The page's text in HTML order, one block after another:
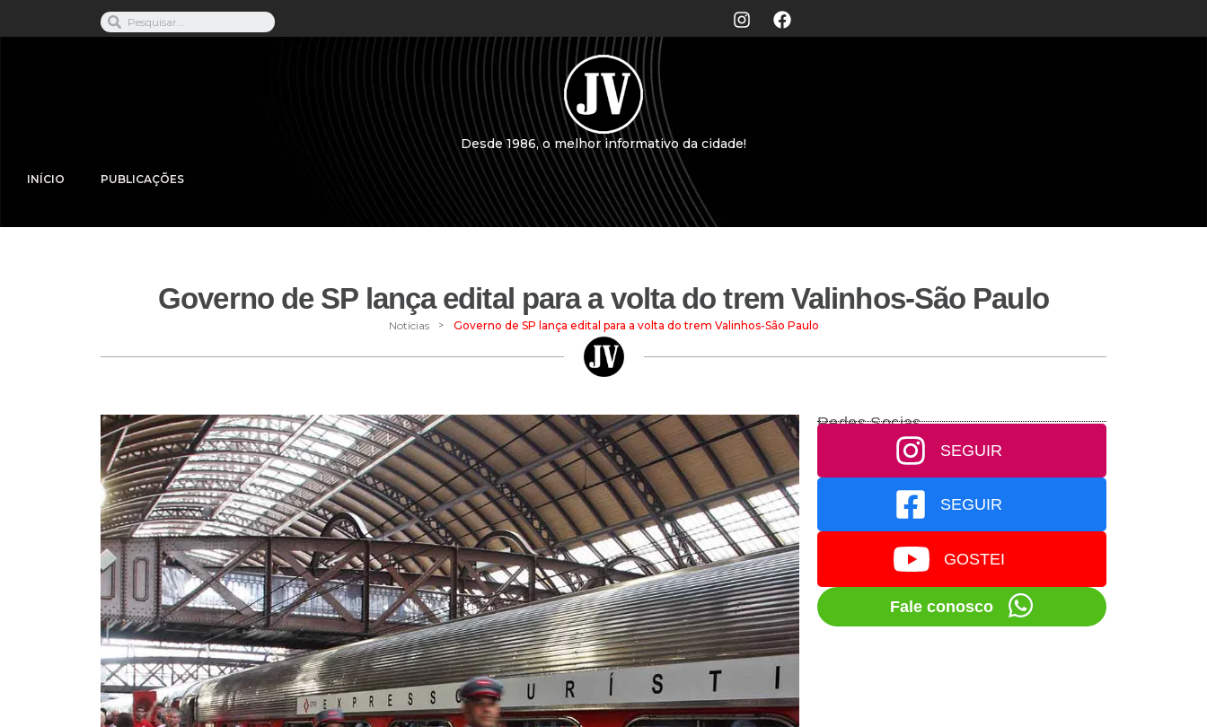
Desde 1986, o melhor informativo da cidade!
INÍCIO PUBLICAÇÕES
Governo de SP lança edital para a volta do trem Valinhos-São Paulo
Notícias > Governo de SP lança edital para a volta do trem Valinhos-São Paulo
Redes Socias
SEGUIR
SEGUIR
GOSTEI
Fale conosco